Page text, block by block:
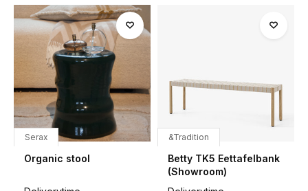
Serax
Organic stool
&Tradition
Betty TK5 Eettafelbank
(Showroom)